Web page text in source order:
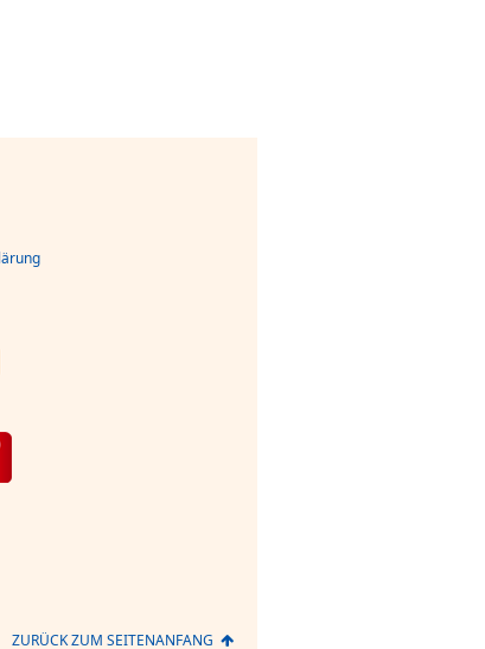
ZURÜCK ZUM SEITENANFANG